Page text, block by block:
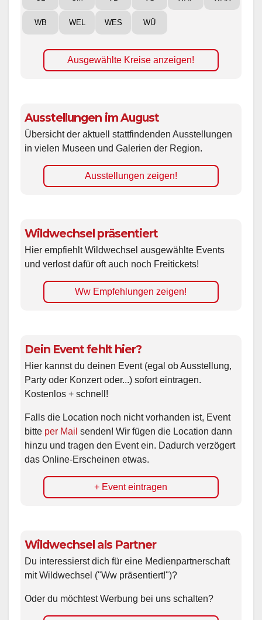
WB WEL WES WÜ
Ausgewählte Kreise anzeigen!
Ausstellungen im August
Übersicht der aktuell stattfindenden Ausstellungen
in vielen Museen und Galerien der Region.
Ausstellungen zeigen!
Wildwechsel präsentiert
Hier empfiehlt Wildwechsel ausgewählte Events
und verlost dafür oft auch noch Freitickets!
Ww Empfehlungen zeigen!
Dein Event fehlt hier?
Hier kannst du deinen Event (egal ob Ausstellung,
Party oder Konzert oder...) sofort eintragen.
Kostenlos + schnell!
Falls die Location noch nicht vorhanden ist, Event
bitte per Mail senden! Wir fügen die Location dann
hinzu und tragen den Event ein. Dadurch verzögert
das Online-Erscheinen etwas.
+ Event eintragen
Wildwechsel als Partner
Du interessierst dich für eine Medienpartnerschaft
mit Wildwechsel ("Ww präsentiert!")?
Oder du möchtest Werbung bei uns schalten?